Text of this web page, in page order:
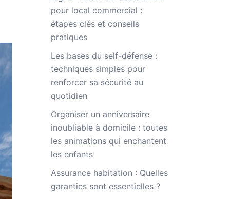
pour local commercial :
étapes clés et conseils
pratiques
Les bases du self-défense :
techniques simples pour
renforcer sa sécurité au
quotidien
Organiser un anniversaire
inoubliable à domicile : toutes
les animations qui enchantent
les enfants
Assurance habitation : Quelles
garanties sont essentielles ?